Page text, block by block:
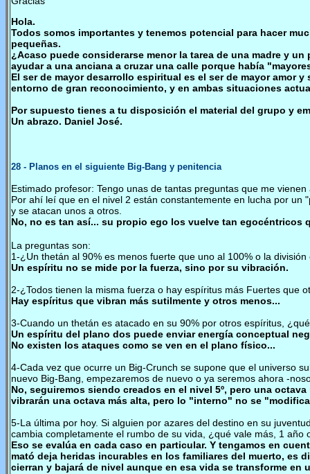
Hola.
Todos somos importantes y tenemos potencial para hacer
pequeñas.
¿Acaso puede considerarse menor la tarea de una madre y
ayudar a una anciana a cruzar una calle porque había
El ser de mayor desarrollo espiritual es el ser de mayor amor
entorno de gran reconocimiento, y en ambas situaciones
Por supuesto tienes a tu disposición el material del grupo y
Un abrazo. Daniel José.
28 - Planos en el siguiente Big-Bang y penitencia
Estimado profesor: Tengo unas de tantas preguntas que me
Por ahí leí que en el nivel 2 están constantemente en lucha por
y se atacan unos a otros.
No, no es tan así... su propio ego los vuelve tan egocéntricos
La preguntas son:
1-¿Un thetán al 90% es menos fuerte que uno al 100% o la
Un espíritu no se mide por la fuerza, sino por su vibración.
2-¿Todos tienen la misma fuerza o hay espíritus más Fuertes que
Hay espíritus que vibran más sutilmente y otros menos...
3-Cuando un thetán es atacado en su 90% por otros espíritus,
Un espíritu del plano dos puede enviar energía conceptual
No existen los ataques como se ven en el plano físico...
4-Cada vez que ocurre un Big-Crunch se supone que el universo
nuevo Big-Bang, empezaremos de nuevo o ya seremos ahora -
No, seguiremos siendo creados en el nivel 5º, pero una
vibrarán una octava más alta, pero lo "interno" no se
5-La última por hoy. Si alguien por azares del destino en su
cambia completamente el rumbo de su vida, ¿qué vale más, 1
Eso se evalúa en cada caso en particular. Y tengamos en
mató deja heridas incurables en los familiares del muerto, es
cierran y bajará de nivel aunque en esa vida se transforme en